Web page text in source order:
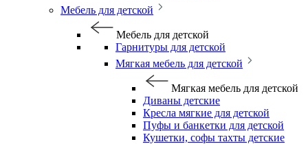
Мебель для детской
Мебель для детской
Гарнитуры для детской
Мягкая мебель для детской
Мягкая мебель для детской
Диваны детские
Кресла мягкие для детской
Пуфы и банкетки для детской
Кушетки, софы тахты детские